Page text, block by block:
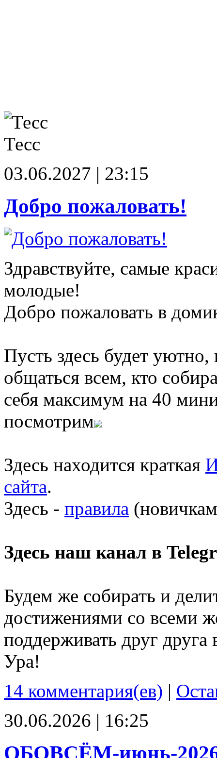
Тесс
03.06.2027 | 23:15
Добро пожаловать!
Здравствуйте, самые
молодые!
Добро пожаловать в
Пусть здесь будет
общаться всем, кто
себя максимум на 40
посмотрим
Здесь находится краткая
сайта.
Здесь - правила
Здесь наш канал в
Будем же собирать и
достижениями со всеми
поддерживать друг
Ура!
14 комментария(ев) |
30.06.2026 | 16:25
ОБОВСЁМ-июнь-